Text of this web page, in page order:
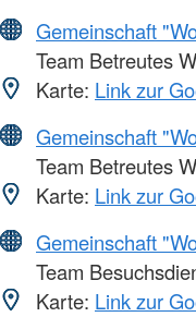
Gemeinschaft
Team Betreutes
Karte: Link zur
Gemeinschaft
Team Betreutes
Karte: Link zur
Gemeinschaft
Team
Karte: Link zur